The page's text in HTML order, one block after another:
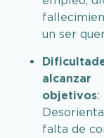
un ser
alcanzar
objetivos:
falta de